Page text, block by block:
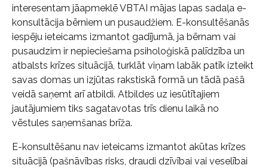
interesentam jāapmeklē VBTAI mājas lapas sadaļa e-
konsultācija bērniem un pusaudžiem. E-konsultēšanās
iespēju ieteicams izmantot gadījumā, ja bērnam vai
pusaudzim ir nepieciešama psiholoģiskā palīdzība un
atbalsts krīzes situācijā, turklāt viņam labāk patīk izteikt
savas domas un izjūtas rakstiskā formā un tādā pašā
veidā saņemt arī atbildi. Atbildes uz iesūtītajiem
jautājumiem tiks sagatavotas trīs dienu laikā no
vēstules saņemšanas brīža.
E-konsultēšanu nav ieteicams izmantot akūtas krīzes
situācijā (pašnāvības risks, draudi dzīvībai vai veselībai